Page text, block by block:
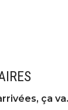
ça va